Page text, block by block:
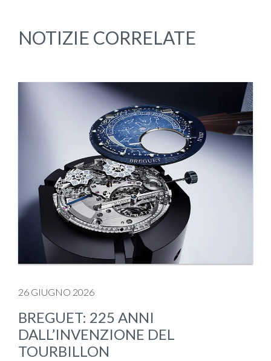
NOTIZIE CORRELATE
26 GIUGNO 2026
BREGUET: 225 ANNI
DALL’INVENZIONE DEL
TOURBILLON